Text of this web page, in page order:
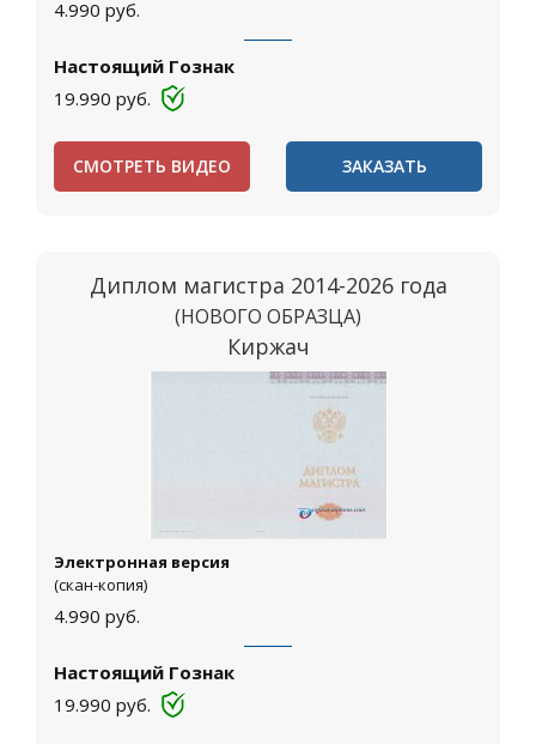
4.990 руб.
Настоящий Гознак
19.990 руб.
СМОТРЕТЬ ВИДЕО ЗАКАЗАТЬ
Диплом магистра 2014-2026 года
(НОВОГО ОБРАЗЦА)
Киржач
Электронная версия
(скан-копия)
4.990 руб.
Настоящий Гознак
19.990 руб.